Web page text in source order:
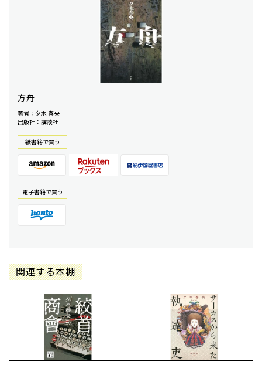
方舟
著者：夕木 春央
出版社：講談社
紙書籍で買う
電⼦書籍で買う
関連する本棚